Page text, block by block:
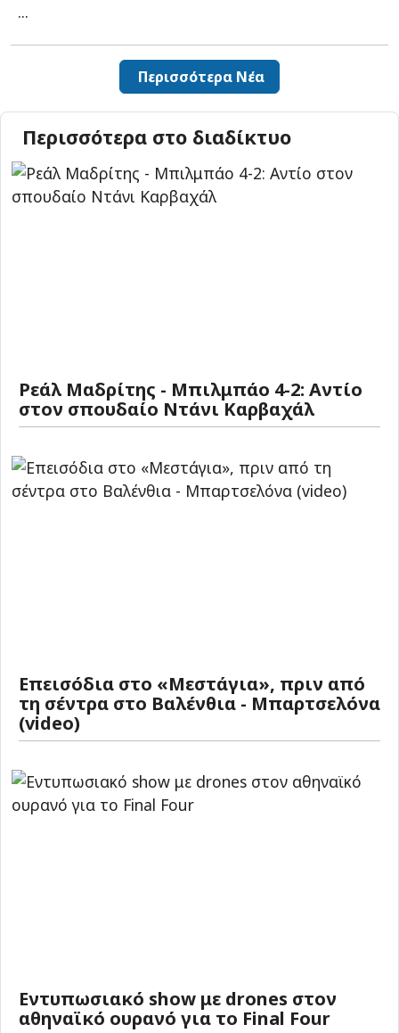
...
Περισσότερα Νέα
Περισσότερα στο διαδίκτυο
Ρεάλ Μαδρίτης - Μπιλμπάο 4-2: Αντίο
στον σπουδαίο Ντάνι Καρβαχάλ
Επεισόδια στο «Μεστάγια», πριν από
τη σέντρα στο Βαλένθια - Μπαρτσελόνα
(video)
Εντυπωσιακό show με drones στον
αθηναϊκό ουρανό για το Final Four